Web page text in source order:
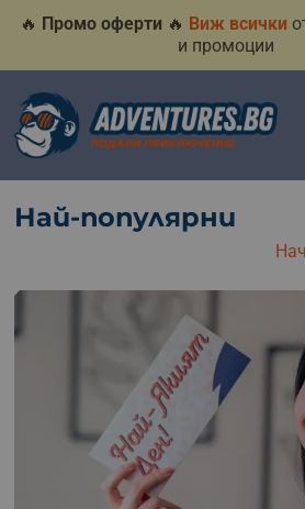
🔥 Промо оферти 🔥 Виж всички
и промоции
Най-популярни